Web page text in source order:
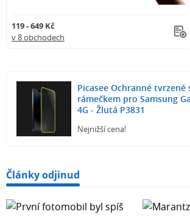
119 - 649 Kč
v 8 obchodech
Picasee Ochranné
rámečkem pro Samsung
4G - Žlutá P3831
Nejnižší cena!
Články odjinud